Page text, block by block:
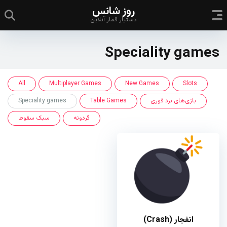
روز شانس
دستیار قمار آنلاین
Speciality games
All Multiplayer Games New Games
Slots
Speciality games
Table Games
بازی‌های برد فوری
سبک سقوط
گردونه
انفجار (Crash)